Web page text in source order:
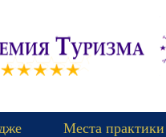
Места практики